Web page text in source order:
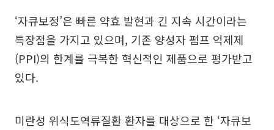
‘자큐보정’은 빠른 약효 발현과 긴 지속 시간이라는
특장점을 가지고 있으며, 기존 양성자 펌프 억제제
(PPI)의 한계를 극복한 혁신적인 제품으로 평가받고
있다.
미란성 위식도역류질환 환자를 대상으로 한 ‘자큐보